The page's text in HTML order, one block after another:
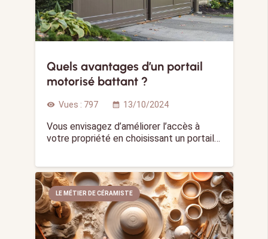
Quels avantages d’un portail
motorisé battant ?
visibility Vues : 797 calendar_month 13/10/2024
Vous envisagez d’améliorer l’accès à
votre propriété en choisissant un portail…
LE MÉTIER DE CÉRAMISTE